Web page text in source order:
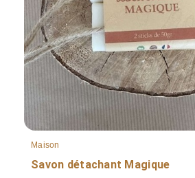
Maison
Savon détachant Magique